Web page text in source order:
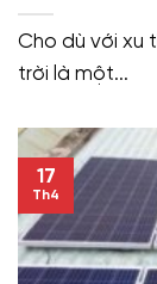
Cho dù với xu
trời là một...
17
Th4